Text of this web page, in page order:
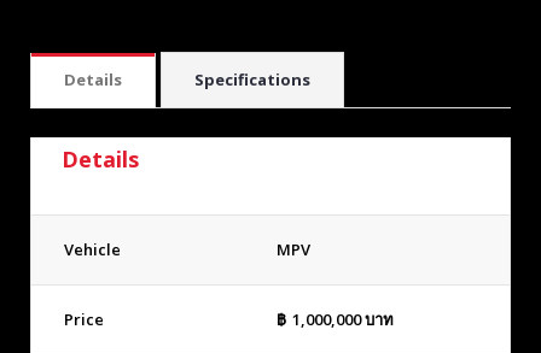
Details Specifications
Details
Vehicle MPV
Price ฿ 1,000,000บาท